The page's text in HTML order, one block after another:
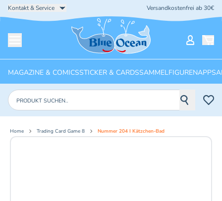
Kontakt & Service Versandkostenfrei ab 30€
Startseite
MAGAZINE & COMICSSTICKER & CARDSSAMMELFIGURENAPPS
Produkte suchen
Home Trading Card Game 8 Nummer 204 I Kätzchen-Bad